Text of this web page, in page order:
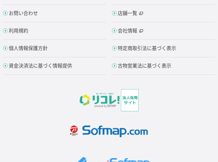
お問い合わせ 店舗一覧
利用規約 会社情報
個人情報保護方針 特定商取引法に基づく表示
資金決済法に基づく情報提供 古物営業法に基づく表示